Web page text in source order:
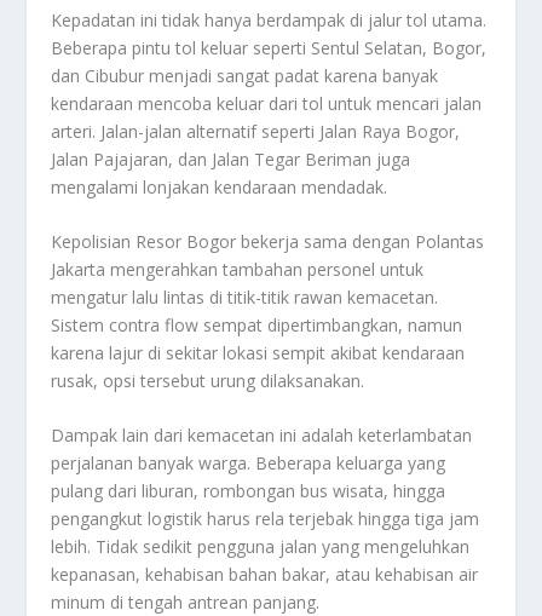
Kepadatan ini tidak hanya berdampak di jalur tol utama.
Beberapa pintu tol keluar seperti Sentul Selatan, Bogor,
dan Cibubur menjadi sangat padat karena banyak
kendaraan mencoba keluar dari tol untuk mencari jalan
arteri. Jalan-jalan alternatif seperti Jalan Raya Bogor,
Jalan Pajajaran, dan Jalan Tegar Beriman juga
mengalami lonjakan kendaraan mendadak.
Kepolisian Resor Bogor bekerja sama dengan Polantas
Jakarta mengerahkan tambahan personel untuk
mengatur lalu lintas di titik-titik rawan kemacetan.
Sistem contra flow sempat dipertimbangkan, namun
karena lajur di sekitar lokasi sempit akibat kendaraan
rusak, opsi tersebut urung dilaksanakan.
Dampak lain dari kemacetan ini adalah keterlambatan
perjalanan banyak warga. Beberapa keluarga yang
pulang dari liburan, rombongan bus wisata, hingga
pengangkut logistik harus rela terjebak hingga tiga jam
lebih. Tidak sedikit pengguna jalan yang mengeluhkan
kepanasan, kehabisan bahan bakar, atau kehabisan air
minum di tengah antrean panjang.